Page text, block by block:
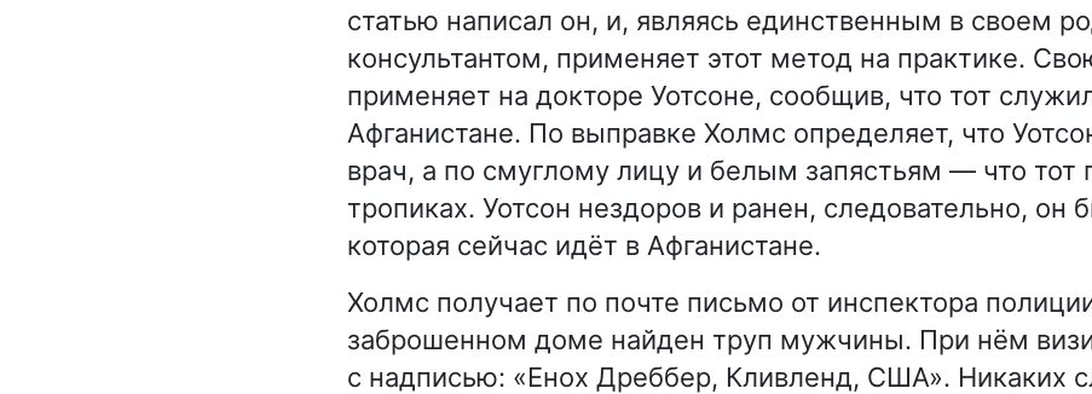
статью написал он, и, являясь единственным в своем
консультантом, применяет этот метод на практике.
применяет на докторе Уотсоне, сообщив, что тот
Афганистане. По выправке Холмс определяет, что
врач, а по смуглому лицу и белым запястьям — что тот
тропиках. Уотсон нездоров и ранен, следовательно, он
которая сейчас идёт в Афганистане.
Холмс получает по почте письмо от инспектора
заброшенном доме найден труп мужчины. При нём
с надписью: «Енох Дреббер, Кливленд, США». Никаких